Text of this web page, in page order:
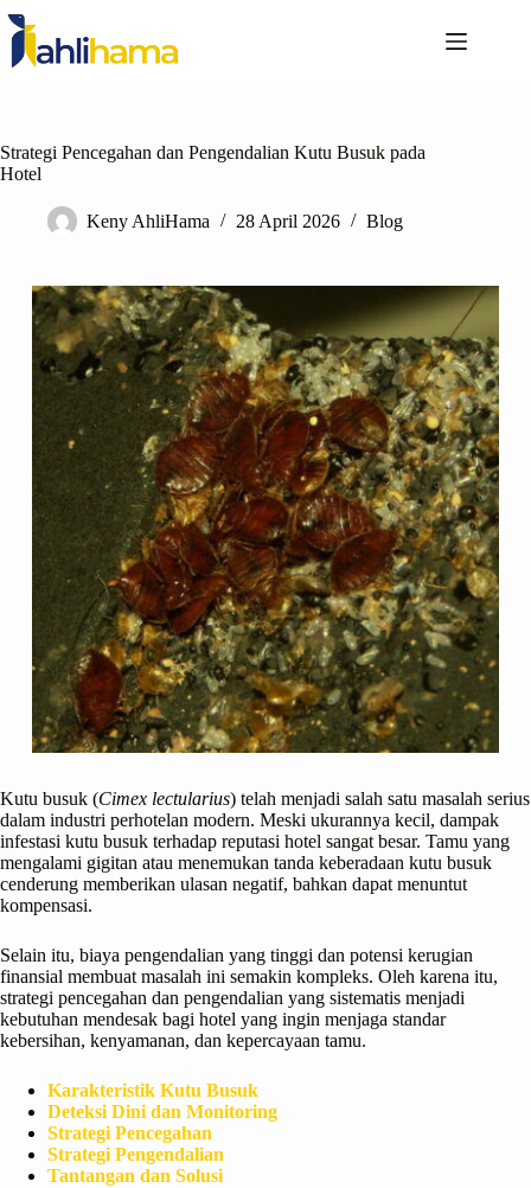
Strategi Pencegahan dan Pengendalian Kutu Busuk pada
Hotel
Keny AhliHama 28 April 2026 Blog
Kutu busuk (Cimex lectularius) telah menjadi salah satu masalah serius
dalam industri perhotelan modern. Meski ukurannya kecil, dampak
infestasi kutu busuk terhadap reputasi hotel sangat besar. Tamu yang
mengalami gigitan atau menemukan tanda keberadaan kutu busuk
cenderung memberikan ulasan negatif, bahkan dapat menuntut
kompensasi.
Selain itu, biaya pengendalian yang tinggi dan potensi kerugian
finansial membuat masalah ini semakin kompleks. Oleh karena itu,
strategi pencegahan dan pengendalian yang sistematis menjadi
kebutuhan mendesak bagi hotel yang ingin menjaga standar
kebersihan, kenyamanan, dan kepercayaan tamu.
Karakteristik Kutu Busuk
Deteksi Dini dan Monitoring
Strategi Pencegahan
Strategi Pengendalian
Tantangan dan Solusi